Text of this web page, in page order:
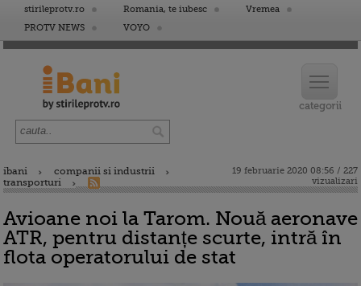
stirileprotv.ro Romania, te iubesc
Vremea
PROTV NEWS
VOYO
ibani
companii si industrii
transporturi
19 februarie 2020 08:56 / 227
vizualizari
Avioane noi la Tarom. Nouă aeronave
ATR, pentru distanțe scurte, intră în
flota operatorului de stat